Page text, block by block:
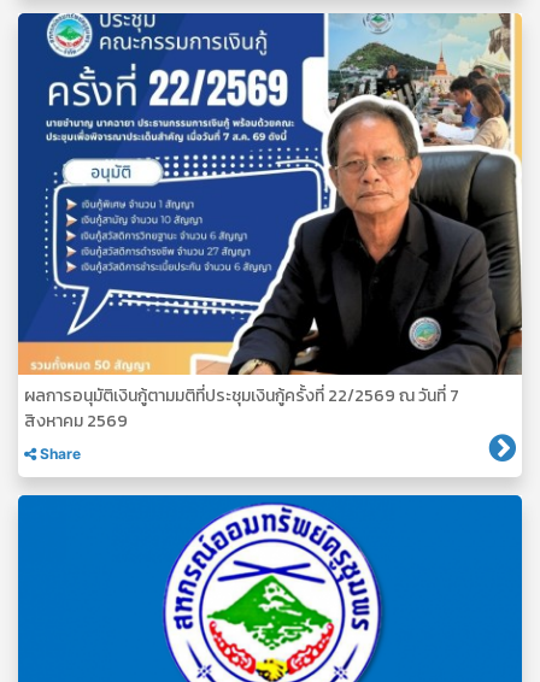
ผลการอนุมัติเงินกู้ตามมติที่ประชุมเงินกู้ครั้งที่ 22/2569 ณ วันที่ 7
สิงหาคม 2569
Share